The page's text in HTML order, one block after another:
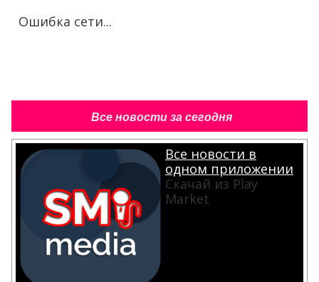
Ошибка сети...
Все новости за сегодня
Все новости в
одном приложении
Скачай из Play
Market